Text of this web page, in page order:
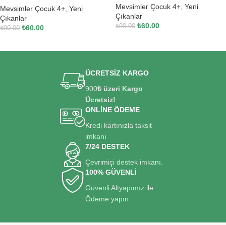
Mevsimler Çocuk 4+ Yeni
Çıkanlar
₺90.00 ₺60.00
Mevsimler Çocuk 4+ Yeni
Çıkanlar
₺90.00 ₺60.00
ÜCRETSİZ KARGO
900₺ üzeri Kargo
Ücretsiz!
ONLİNE ÖDEME
Kredi kartınızla taksit
imkanı
7/24 DESTEK
Çevrimiçi destek imkanı.
100% GÜVENLİ
Güvenli Altyapımız ile
Ödeme yapın.